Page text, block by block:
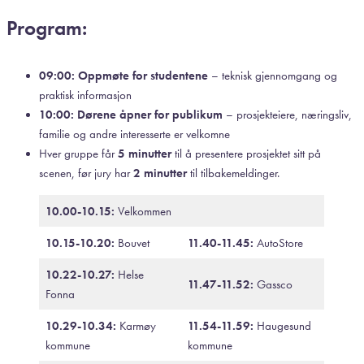
Program:
09:00: Oppmøte for studentene – teknisk gjennomgang og
praktisk informasjon
10:00: Dørene åpner for publikum – prosjekteiere, næringsliv,
familie og andre interesserte er velkomne
Hver gruppe får5 minuttertil å presentere prosjektet sitt på
scenen, før jury har2 minuttertil tilbakemeldinger.
10.00-10.15: Velkommen
10.15-10.20: Bouvet 11.40-11.45:AutoStore
10.22-10.27: Helse
Fonna
11.47-11.52: Gassco
10.29-10.34: Karmøy
kommune
11.54-11.59: Haugesund
kommune